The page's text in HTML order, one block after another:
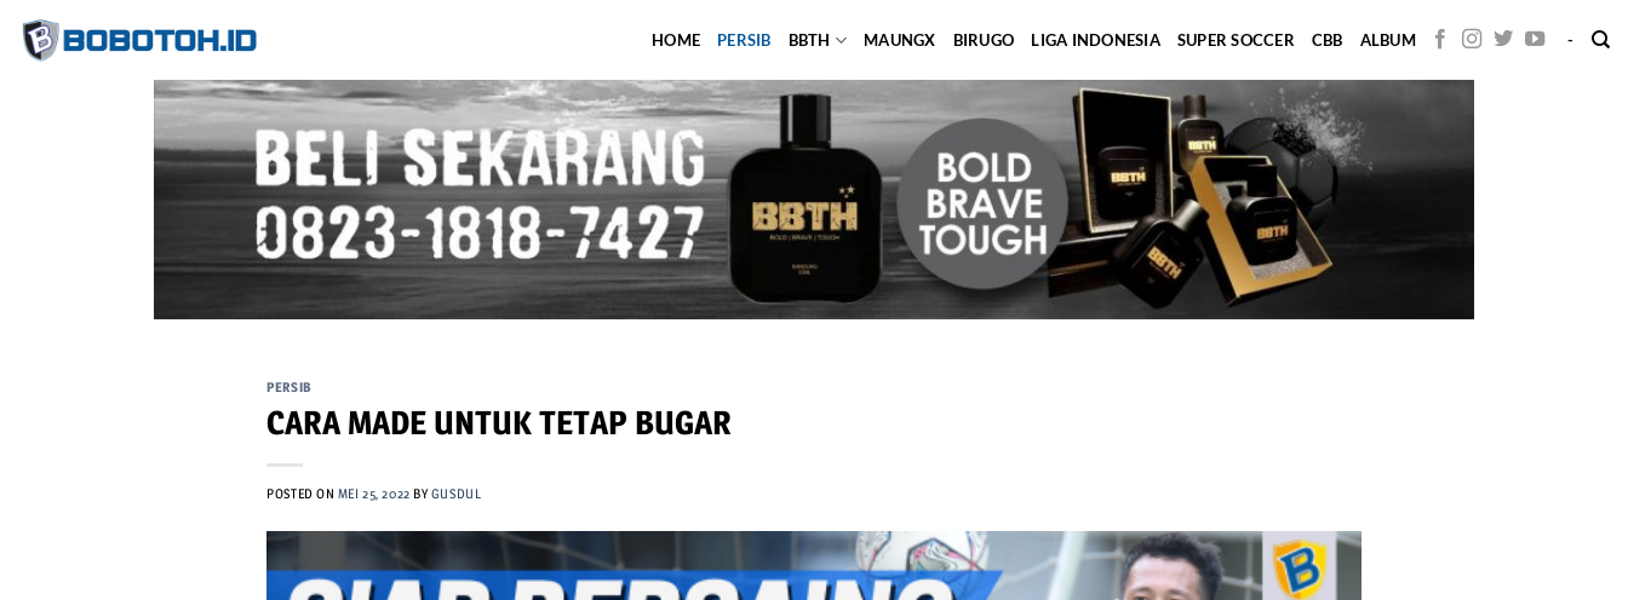
HOME PERSIB BBTH MAUNGX BIRUGO LIGA INDONESIA SUPER SOCCER CBB ALBUM -
PERSIB
CARA MADE UNTUK TETAP BUGAR
POSTED ON MEI 25, 2022 BY GUSDUL